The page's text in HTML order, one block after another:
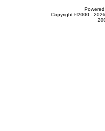
Copyright ©2000 -